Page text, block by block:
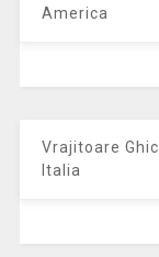
America
Vrajitoare
Italia